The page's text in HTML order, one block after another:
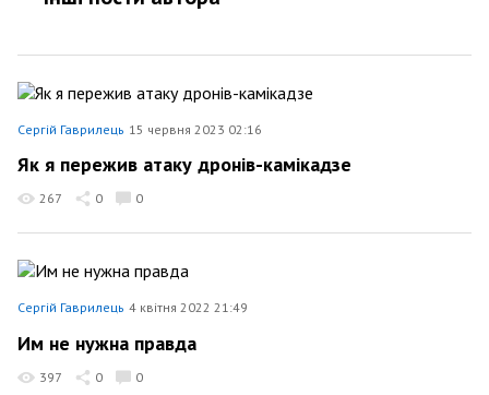
Сергій Гаврилець 15 червня 2023 02:16
Як я пережив атаку дронів-камікадзе
267 0 0
Сергій Гаврилець 4 квітня 2022 21:49
Им не нужна правда
397 0 0